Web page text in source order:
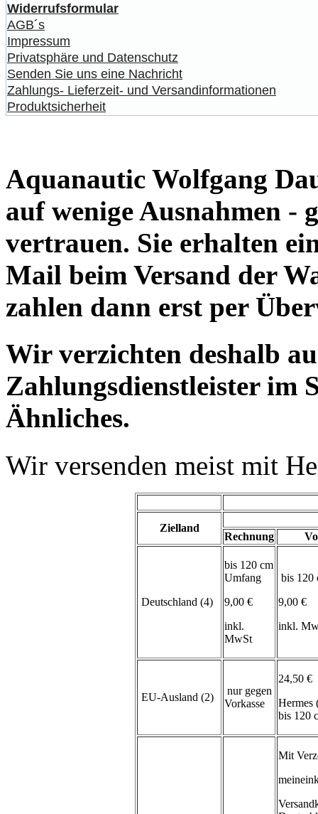
Widerrufsformular
AGB´s
Impressum
Privatsphäre und Datenschutz
Senden Sie uns eine Nachricht
Zahlungs- Lieferzeit- und Versandinformationen
Produktsicherheit
Aquanautic Wolfgang
auf wenige Ausnahmen -
vertrauen. Sie erhalten
Mail beim Versand der
zahlen dann erst per
Wir verzichten deshalb
Zahlungsdienstleister im
Ähnliches.
Wir versenden meist mit
Zielland
Rechnung
Deutschland (4)
bis 120 cm
Umfang
9,00 €
inkl.
MwSt
bis 120
9,00 €
inkl.
EU-Ausland (2)
nur gegen
Vorkasse
24,50 €
Hermes
bis 120
Mit